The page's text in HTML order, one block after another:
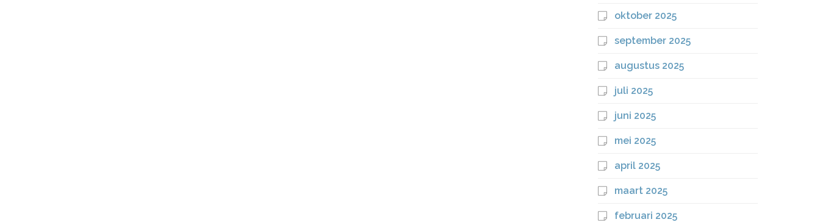
oktober 2025
september 2025
augustus 2025
juli 2025
juni 2025
mei 2025
april 2025
maart 2025
februari 2025